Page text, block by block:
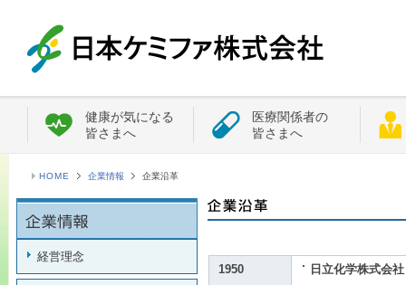
健康が気になる
皆さまへ
医療関係者の
皆さまへ
HOME 企業情報 企業沿革
1950
日立化学株式会
経営理念